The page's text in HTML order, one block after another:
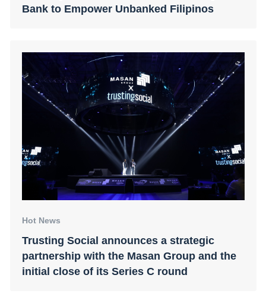
Hot News
Trusting Social announces a strategic
partnership with the Masan Group and the
initial close of its Series C round